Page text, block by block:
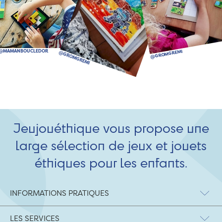
Jeujouéthique vous propose une
large sélection de jeux et jouets
éthiques pour les enfants.
INFORMATIONS PRATIQUES
LES SERVICES